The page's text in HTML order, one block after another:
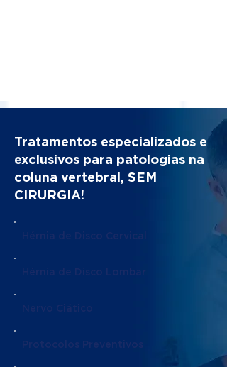
Tratamentos especializados e
exclusivos para patologias na
coluna vertebral, SEM
CIRURGIA!
Hérnia de Disco Cervical
Hérnia de Disco Lombar
Nervo Ciático
Protocolos Preventivos